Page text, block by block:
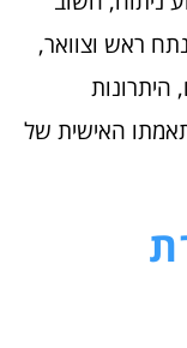
ראש וצוואר,
היתרונות
האישית של